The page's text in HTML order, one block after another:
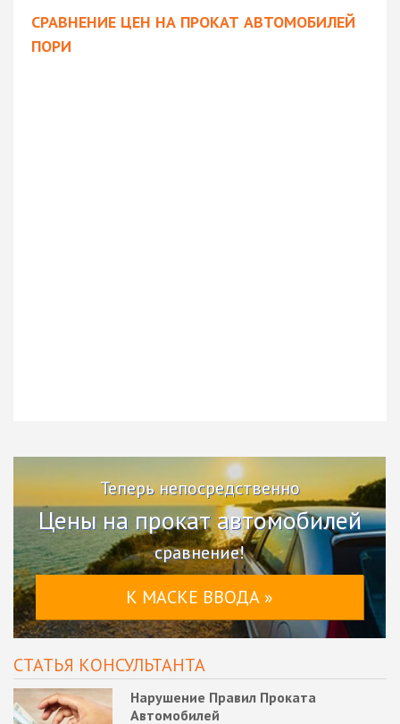
СРАВНЕНИЕ ЦЕН НА ПРОКАТ АВТОМОБИЛЕЙ
ПОРИ
Теперь непосредственно
Цены на прокат автомобилей
сравнение!
К МАСКЕ ВВОДА »
СТАТЬЯ КОНСУЛЬТАНТА
Нарушение Правил Проката
Автомобилей